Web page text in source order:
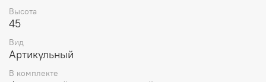
Высота
45
Вид
Артикульный
В комплекте